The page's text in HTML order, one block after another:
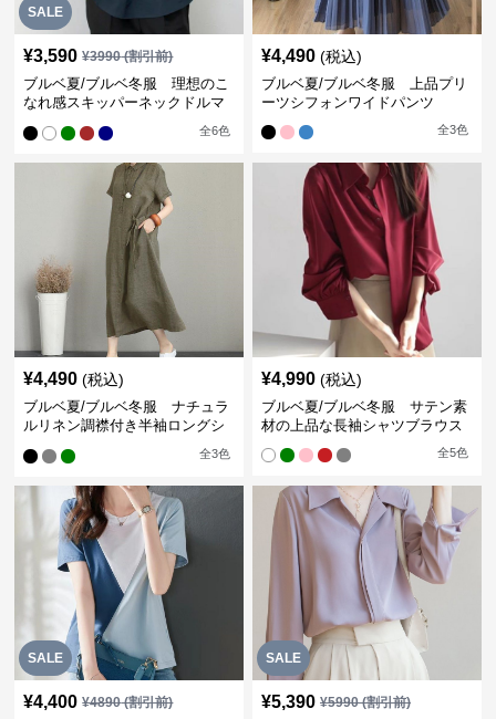
SALE
¥3,590 ¥3990(割引前)
ブルベ夏/ブルベ冬服 理想のこ
なれ感スキッパーネックドルマ
全6色
¥4,490 (税込)
ブルベ夏/ブルベ冬服 上品プリ
ーツシフォンワイドパンツ
全3色
¥4,490 (税込)
ブルベ夏/ブルベ冬服 ナチュラ
ルリネン調襟付き半袖ロングシ
全3色
¥4,990 (税込)
ブルベ夏/ブルベ冬服 サテン素
材の上品な長袖シャツブラウス
全5色
SALE
¥4,400 ¥4890(割引前)
SALE
¥5,390 ¥5990(割引前)